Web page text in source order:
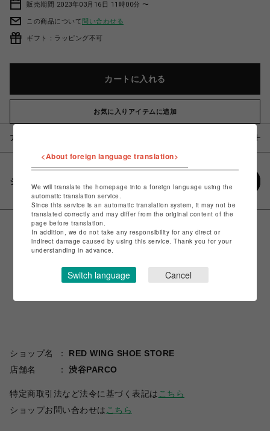
販売期間 2023年03月16日 11時00分 〜
この商品について問い合わせる
ギフト：ラッピング不可
カートに入れる
お気に入りアイテムに追加
アイテム説明 / 素材
シェアする
ショップ名
RED WING SHOE STORE
店舗名
渋谷PARCO
特定商取引法など法令に基づく表記は こちら
ショップお問い合わせは こちら
<About foreign language translation>
We will translate the homepage into a foreign language using the
automatic translation service.
Since this service is an automatic translation system, it may not be
translated correctly and may differ from the original content of the
page before translation.
In addition, we do not take any responsibility for any direct or
indirect damage caused by using this service. Thank you for your
understanding in advance.
Switch language Cancel